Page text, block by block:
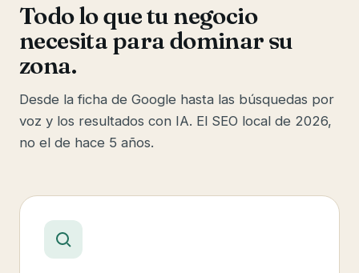
Todo lo que tu negocio
necesita para dominar su
zona.
Desde la ficha de Google hasta las búsquedas por
voz y los resultados con IA. El SEO local de 2026,
no el de hace 5 años.